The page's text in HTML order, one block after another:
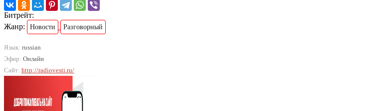
Битрейт:
Жанр:
Новости Разговорный
Язык: russian
Эфир: Онлайн
Сайт: http://radiovesti.ru/